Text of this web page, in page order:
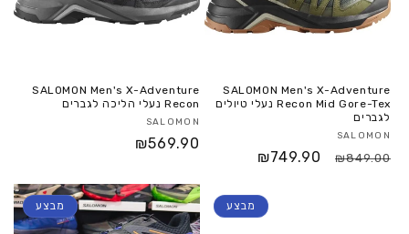
SALOMON Men's X-Adventure
Recon Mid Gore-Tex נעלי טיולים
לגברים
SALOMON
₪849.00
₪749.90
SALOMON Men's X-Adventure
Recon נעלי הליכה לגברים
SALOMON
₪569.90
מבצע מבצע